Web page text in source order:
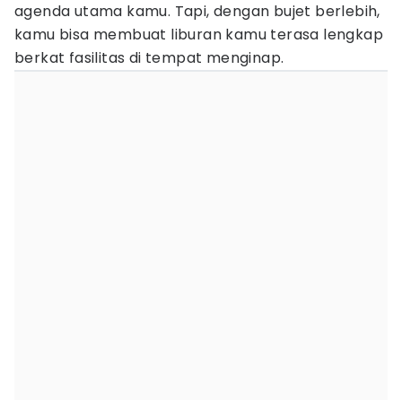
agenda utama kamu. Tapi, dengan bujet berlebih,
kamu bisa membuat liburan kamu terasa lengkap
berkat fasilitas di tempat menginap.